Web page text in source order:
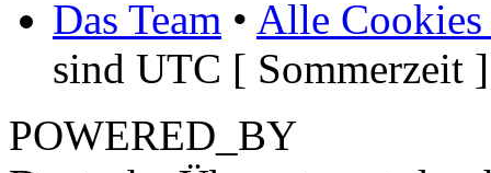
Das Team • Alle Cookies
sind UTC [ Sommerzeit ]
POWERED_BY